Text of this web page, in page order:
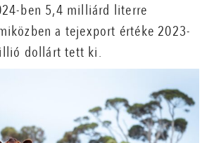
ben 5,4 milliárd literre
a tejexport értéke 2023-
dollárt tett ki.